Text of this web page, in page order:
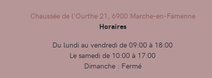
Chaussée de l'Ourthe 21, 6900 Marche-en-Famenne
Horaires
Du lundi au vendredi de 09:00 à 18:00
Le samedi de 10:00 à 17:00
Dimanche : Fermé